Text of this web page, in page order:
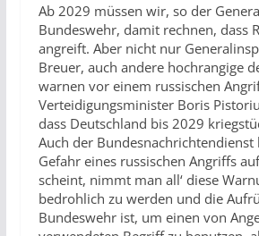
Ab 2029 müssen wir, so der
Bundeswehr, damit rechnen, dass
angreift. Aber nicht nur
Breuer, auch andere hochrangige
warnen vor einem russischen
Verteidigungsminister Boris
dass Deutschland bis 2029
Auch der Bundesnachrichtendienst
Gefahr eines russischen Angriffs
scheint, nimmt man all‘ diese
bedrohlich zu werden und die
Bundeswehr ist, um einen von